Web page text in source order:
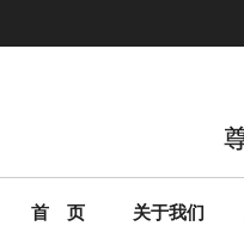
首 页 关于我们